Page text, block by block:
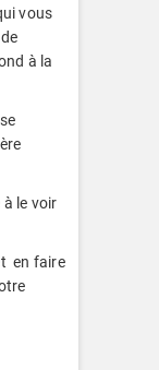
vous
à la
le voir
en faire